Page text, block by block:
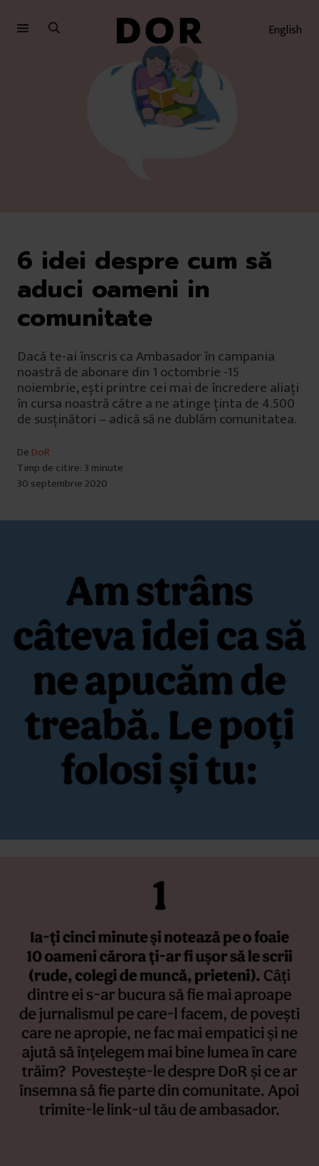
English
6 idei despre cum să
aduci oameni in
comunitate
Dacă te-ai înscris ca Ambasador în campania
noastră de abonare din 1 octombrie -15
noiembrie, ești printre cei mai de încredere aliați
în cursa noastră către a ne atinge ținta de 4.500
de susținători – adică să ne dublăm comunitatea.
De DoR
Timp de citire: 3 minute
30 septembrie 2020